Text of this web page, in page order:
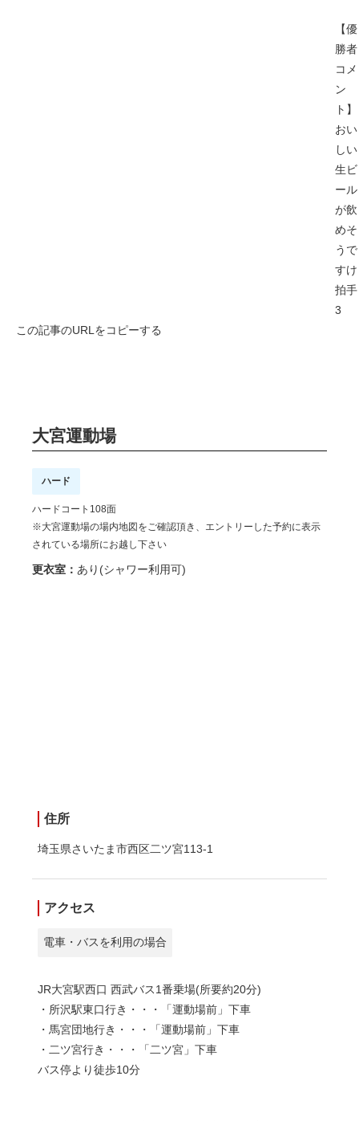
【優
勝者
コメ
ン
ト】
おい
しい
生ビ
ール
が飲
めそ
うで
すけ
拍手
3
この記事のURLをコピーする
大宮運動場
ハード
ハードコート108面
※大宮運動場の場内地図をご確認頂き、エントリーした予約に表示
されている場所にお越し下さい
更衣室： あり(シャワー利用可)
住所
埼玉県さいたま市西区二ツ宮113-1
アクセス
電車・バスを利用の場合
JR大宮駅西口 西武バス1番乗場(所要約20分)
・所沢駅東口行き・・・「運動場前」下車
・馬宮団地行き・・・「運動場前」下車
・二ツ宮行き・・・「二ツ宮」下車
バス停より徒歩10分